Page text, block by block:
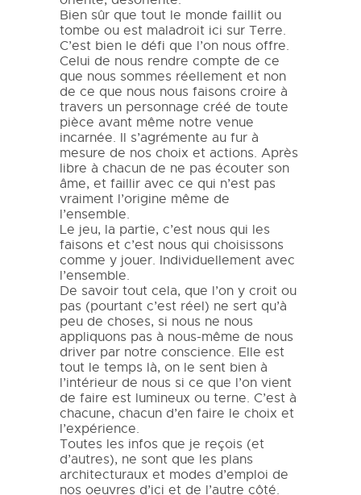
Bien sûr que tout le monde faillit ou
tombe ou est maladroit ici sur Terre.
C’est bien le défi que l’on nous offre.
Celui de nous rendre compte de ce
que nous sommes réellement et non
de ce que nous nous faisons croire à
travers un personnage créé de toute
pièce avant même notre venue
incarnée. Il s’agrémente au fur à
mesure de nos choix et actions. Après
libre à chacun de ne pas écouter son
âme, et faillir avec ce qui n’est pas
vraiment l’origine même de
l’ensemble.
Le jeu, la partie, c’est nous qui les
faisons et c’est nous qui choisissons
comme y jouer. Individuellement avec
l’ensemble.
De savoir tout cela, que l’on y croit ou
pas (pourtant c’est réel) ne sert qu’à
peu de choses, si nous ne nous
appliquons pas à nous-même de nous
driver par notre conscience. Elle est
tout le temps là, on le sent bien à
l’intérieur de nous si ce que l’on vient
de faire est lumineux ou terne. C’est à
chacune, chacun d’en faire le choix et
l’expérience.
Toutes les infos que je reçois (et
d’autres), ne sont que les plans
architecturaux et modes d’emploi de
nos oeuvres d’ici et de l’autre côté.